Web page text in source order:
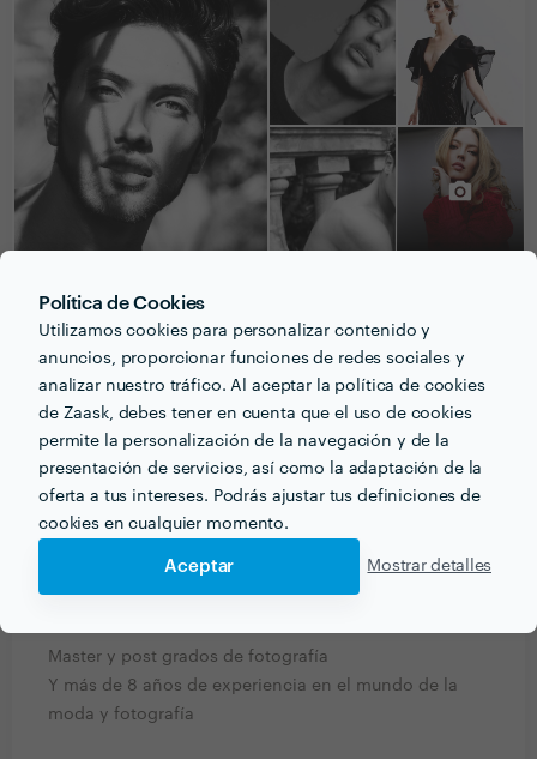
Política de Cookies
Utilizamos cookies para personalizar contenido y
anuncios, proporcionar funciones de redes sociales y
analizar nuestro tráfico. Al aceptar la política de cookies
de Zaask, debes tener en cuenta que el uso de cookies
permite la personalización de la navegación y de la
presentación de servicios, así como la adaptación de la
oferta a tus intereses. Podrás ajustar tus definiciones de
cookies en cualquier momento.
Aceptar Mostrar detalles
PREGUNTAS Y RESPUESTAS
¿Qué información debe pensar el cliente o clienta
acerca del proyecto que quiere realizar antes de
hablar con profesionales del sector?
Que eres una persona responsable, puntual y
profesional, apta para sus necesidades
¿Qué formación y experiencia tienes que estén
Master y post grados de fotografía
Y más de 8 años de experiencia en el mundo de la
moda y fotografía